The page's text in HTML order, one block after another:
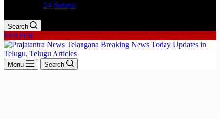
24 గంటలు
Search
EPAPER
Menu Search